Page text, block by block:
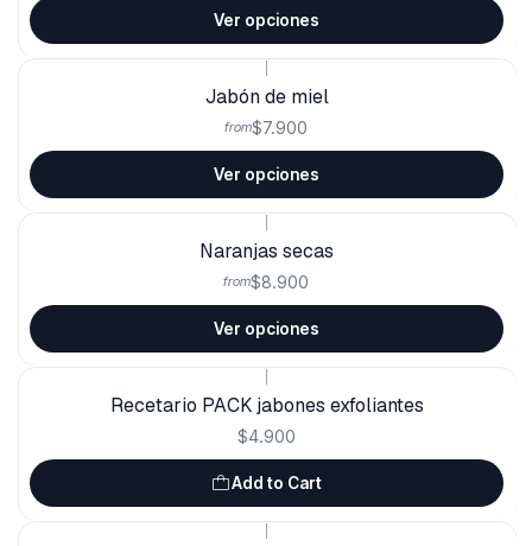
Ver opciones
Jabón de miel
from$7.900
Ver opciones
Naranjas secas
from$8.900
Ver opciones
Recetario PACK jabones exfoliantes
$4.900
Add to Cart